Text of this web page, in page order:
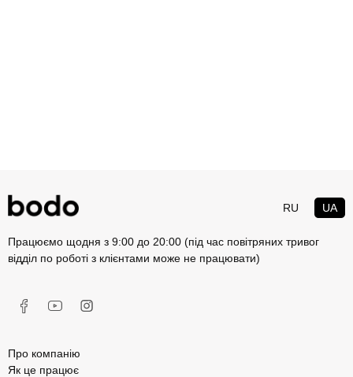
RU UA
Працюємо щодня з 9:00 до 20:00 (під час повітряних тривог
відділ по роботі з клієнтами може не працювати)
Про компанію
Як це працює